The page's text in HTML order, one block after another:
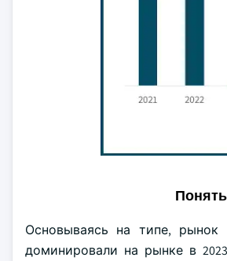
Основываясь на типе,
доминировали на рынке в